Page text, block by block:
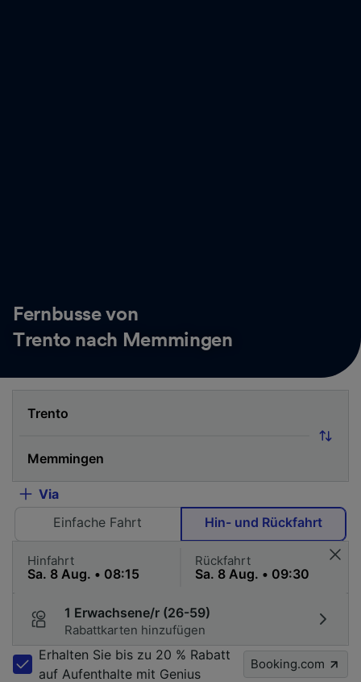
Fernbusse von
Trento nach Memmingen
Via
Einfache Fahrt
Hin- und Rückfahrt
Hinfahrt Rückfahrt
1 Erwachsene/r (26-59)
Rabattkarten hinzufügen
Erhalten Sie bis zu 20 % Rabatt
auf Aufenthalte mit Genius
Booking.com